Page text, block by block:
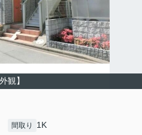
外観】
間取り 1K